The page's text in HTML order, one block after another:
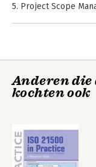
5. Project Scope
11. Project Risk
12. Project
Over de auteurs
Anderen die
kochten ook